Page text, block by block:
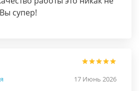
супер!
17 Июнь 2026